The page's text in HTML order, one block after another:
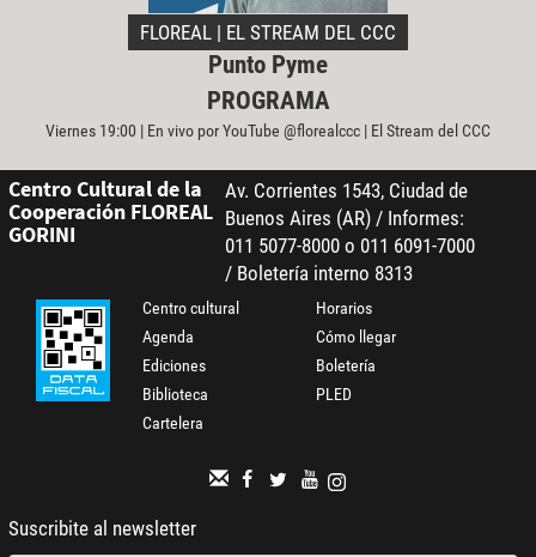
FLOREAL | EL STREAM DEL CCC
Punto Pyme
PROGRAMA
Viernes 19:00 | En vivo por YouTube @florealccc | El Stream del CCC
Centro Cultural de la
Cooperación FLOREAL
GORINI
Av. Corrientes 1543, Ciudad de
Buenos Aires (AR) / Informes:
011 5077-8000 o 011 6091-7000
/ Boletería interno 8313
Centro cultural
Agenda
Ediciones
Biblioteca
Cartelera
Horarios
Cómo llegar
Boletería
PLED
Suscribite al newsletter